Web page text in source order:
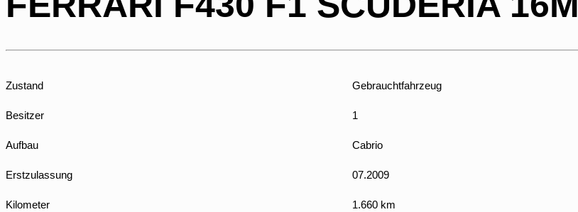
Zustand Gebrauchtfahrzeug
Besitzer 1
Aufbau Cabrio
Erstzulassung 07.2009
Kilometer 1.660 km